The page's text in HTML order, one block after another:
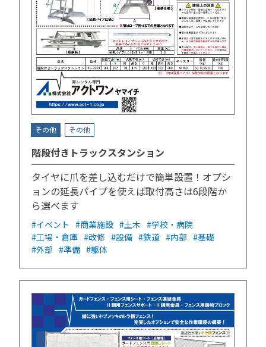
その他 その他
階段付きトラックスタンション
タイヤに爪を差し込むだけで簡単設置！オプシ
ョンの延長パイプを使えば取付高さは6段階か
ら選べます
#イベント #商業施設 #土木 #学校・病院
#工場・倉庫 #改修 #設備 #鉄道 #内部 #基礎
#外部 #準備 #躯体